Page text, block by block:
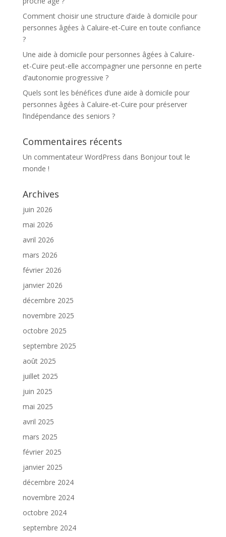
Comment choisir une structure d’aide à domicile pour
personnes âgées à Caluire-et-Cuire en toute confiance
?
Une aide à domicile pour personnes âgées à Caluire-
et-Cuire peut-elle accompagner une personne en perte
d’autonomie progressive ?
Quels sont les bénéfices d’une aide à domicile pour
personnes âgées à Caluire-et-Cuire pour préserver
l’indépendance des seniors ?
Commentaires récents
Un commentateur WordPress dans Bonjour tout le
monde !
Archives
juin 2026
mai 2026
avril 2026
mars 2026
février 2026
janvier 2026
décembre 2025
novembre 2025
octobre 2025
septembre 2025
août 2025
juillet 2025
juin 2025
mai 2025
avril 2025
mars 2025
février 2025
janvier 2025
décembre 2024
novembre 2024
octobre 2024
septembre 2024